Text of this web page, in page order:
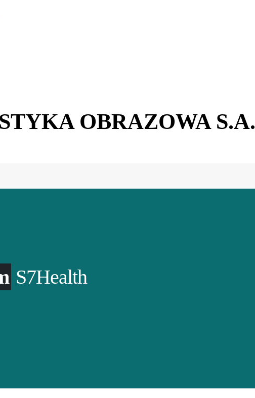
OBRAZOWA S.A.
S7Health